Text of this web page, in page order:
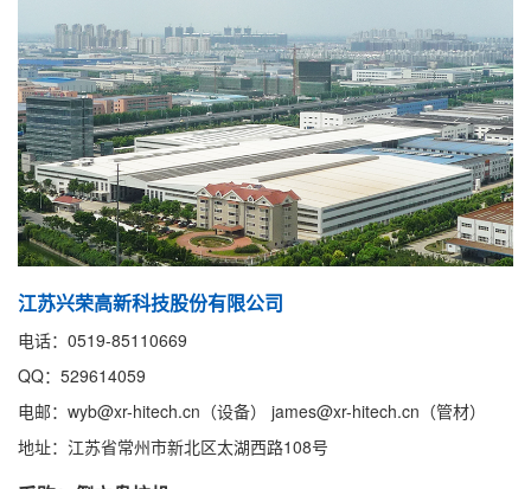
江苏兴荣高新科技股份有限公司
电话：0519-85110669
QQ：529614059
电邮：wyb@xr-hitech.cn（设备） james@xr-hitech.cn（管材）
地址：江苏省常州市新北区太湖西路108号